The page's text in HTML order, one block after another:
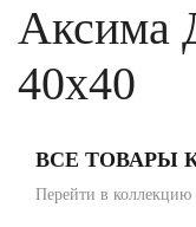
Аксима
40x40
ВСЕ ТОВАРЫ
Перейти в коллекцию